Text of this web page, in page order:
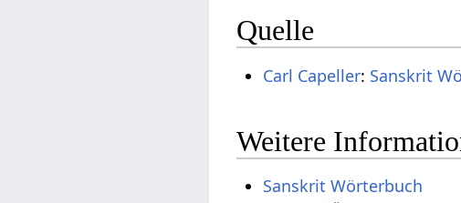
Quelle
Carl Capeller: Sanskrit
Weitere
Sanskrit Wörterbuch